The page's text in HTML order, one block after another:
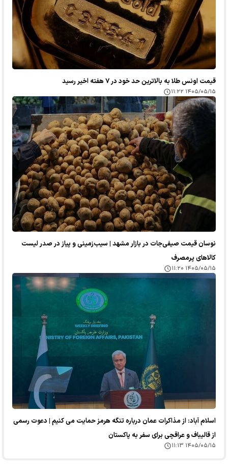
قیمت اونس طلا به بالاترین حد خود در ۷ هفته اخیر رسید
۱۴۰۵/۰۵/۱۵ ۱۱:۲۲
نوسان قیمت صیفی‌جات در بازار مشهد | سیب‌زمینی و پیاز در صدر لیست
کالا‌های پرمصرف
۱۴۰۵/۰۵/۱۵ ۱۱:۲۰
اسلام آباد: از مذاکرات عمان درباره تنگه هرمز حمایت می کنیم | دعوت رسمی
از قالیباف و عراقچی برای سفر به پاکستان
۱۴۰۵/۰۵/۱۵ ۱۱:۱۳